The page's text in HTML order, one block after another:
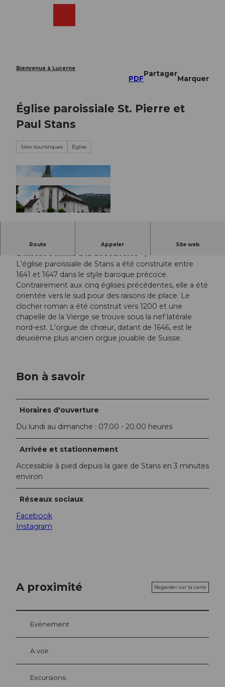
Bienvenue à Lucerne
PDF
Partager
Marquer
Église paroissiale St. Pierre et
Paul Stans
Sites touristiques Église
Route Appeler Site web
Au centre de Stans, l'église paroissiale chargée
d'histoire invite à la découverte ;
L'église paroissiale de Stans a été construite entre
1641 et 1647 dans le style baroque précoce.
Contrairement aux cinq églises précédentes, elle a été
orientée vers le sud pour des raisons de place. Le
clocher roman a été construit vers 1200 et une
chapelle de la Vierge se trouve sous la nef latérale
nord-est. L'orgue de chœur, datant de 1646, est le
deuxième plus ancien orgue jouable de Suisse.
Bon à savoir
Horaires d'ouverture
Du lundi au dimanche : 07.00 - 20.00 heures
Arrivée et stationnement
Accessible à pied depuis la gare de Stans en 3 minutes
environ
Réseaux sociaux
Facebook
Instagram
A proximité Regarder sur la carte
Evénement
A voir
Excursions